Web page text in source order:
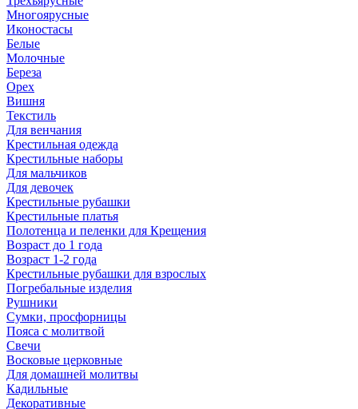
Многоярусные
Иконостасы
Белые
Молочные
Береза
Орех
Вишня
Текстиль
Для венчания
Крестильная одежда
Крестильные наборы
Для мальчиков
Для девочек
Крестильные рубашки
Крестильные платья
Полотенца и пеленки для Крещения
Возраст до 1 года
Возраст 1-2 года
Крестильные рубашки для взрослых
Погребальные изделия
Рушники
Сумки, просфорницы
Пояса с молитвой
Свечи
Восковые церковные
Для домашней молитвы
Кадильные
Декоративные